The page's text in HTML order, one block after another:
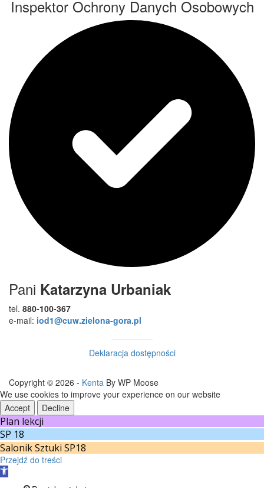
Inspektor Ochrony Danych Osobowych
Pani Katarzyna Urbaniak
tel. 880-100-367
e-mail: iod1@cuw.zielona-gora.pl
Deklaracja dostępności
Copyright © 2026 - Kenta By WP Moose
We use cookies to improve your experience on our website
Accept
Decline
Plan lekcji
SP 18
Salonik Sztuki SP18
Przejdź do treści
Otwórz